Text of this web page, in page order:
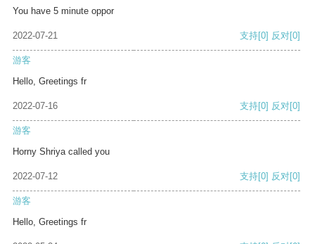
You have 5 minute oppor
2022-07-21 支持[0] 反对[0]
游客
Hello, Greetings fr
2022-07-16 支持[0] 反对[0]
游客
Horny Shriya called you
2022-07-12 支持[0] 反对[0]
游客
Hello, Greetings fr